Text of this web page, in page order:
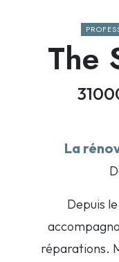
The
La
Depuis
réparations.